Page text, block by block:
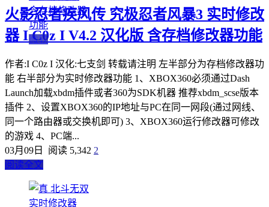
微软
火影忍者疾风传 究极忍者风暴3 实时修改
器 I C0z I V4.2 汉化版 含存档修改器功能
作者:I C0z I 汉化:七支剑 转载请注明 左半部分为存档修改器功
能 右半部分为实时修改器功能 1、XBOX360必须通过Dash
Launch加载xbdm插件或者360为SDK机器 推荐xbdm_scse版本
插件 2、设置XBOX360的IP地址与PC在同一网段(通过网线、
同一个路由器或交换机即可) 3、XBOX360运行修改器可修改
的游戏 4、PC端...
03月09日
阅读 5,342 2
阅读全文